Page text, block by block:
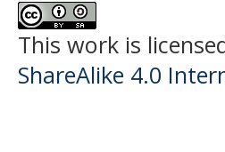
This work is
ShareAlike 4.0